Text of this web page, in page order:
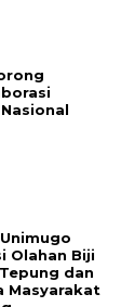
Olahan Biji
dan
Masyarakat